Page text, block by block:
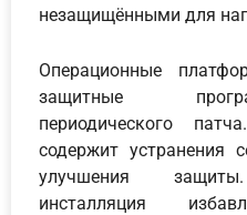
незащищёнными для
Операционные
защитные
периодического
содержит устранения
улучшения
инсталляция